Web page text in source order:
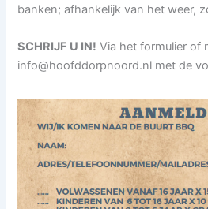
banken; afhankelijk van het weer,
SCHRIJF U IN! Via het formulier of
info@hoofddorpnoord.nl met de